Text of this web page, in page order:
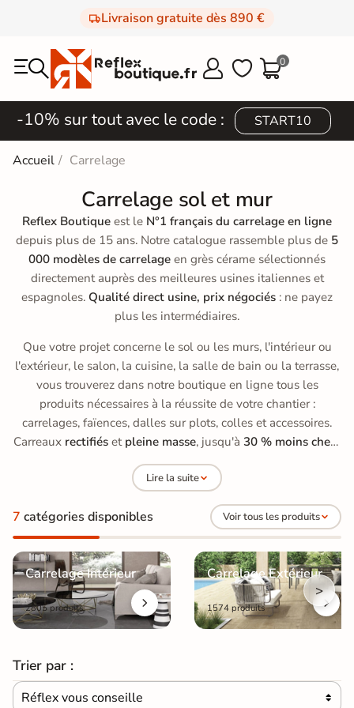
Livraison gratuite dès 890 €
  0
-10% sur tout avec le code : START10
Accueil Carrelage
Carrelage sol et mur
Reflex Boutique est le N°1 français du carrelage en ligne
depuis plus de 15 ans. Notre catalogue rassemble plus de 5
000 modèles de carrelage en grès cérame sélectionnés
directement auprès des meilleures usines italiennes et
espagnoles. Qualité direct usine, prix négociés : ne payez
plus les intermédiaires.
Que votre projet concerne le sol ou les murs, l'intérieur ou
l'extérieur, le salon, la cuisine, la salle de bain ou la terrasse,
vous trouverez dans notre boutique en ligne tous les
produits nécessaires à la réussite de votre chantier :
carrelages, faïences, dalles sur plots, colles et accessoires.
Carreaux rectifiés et pleine masse, jusqu'à 30 % moins chers
qu'en grande surface de bricolage, avec des prix allant de
à 70 €/m².
Lire la suite
7 catégories disponibles Voir tous les produits
Carrelage Intérieur
2805 produits
Carrelage Extérieur
1574 produits
>
Trier par :
Réflex vous conseille 